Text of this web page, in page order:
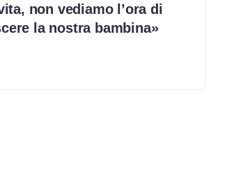
non vediamo l’ora di
la nostra bambina»